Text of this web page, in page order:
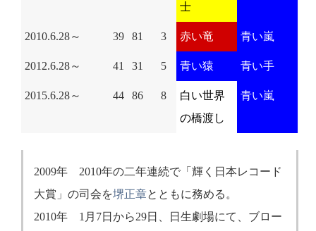
士
2010.6.28～ 39 81 3 赤い竜 青い嵐
2012.6.28～ 41 31 5 青い猿 青い手
2015.6.28～ 44 86 8
白い世界
の橋渡し
青い嵐
2009年 2010年の二年連続で「輝く日本レコード
大賞」の司会を堺正章とともに務める。
2010年 1月7日から29日、日生劇場にて、ブロー